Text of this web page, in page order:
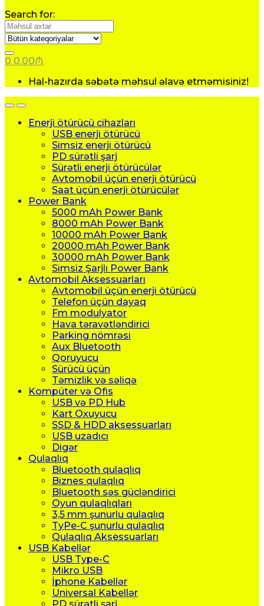
Search for:
0 0.00₼
Hal-hazırda səbətə məhsul əlavə etməmisiniz!
Enerji ötürücü cihazları
USB enerji ötürücü
Simsiz enerji ötürücü
PD sürətli şarj
Sürətli enerji ötürücülər
Avtomobil üçün enerji ötürücü
Saat üçün enerji ötürücülər
Power Bank
5000 mAh Power Bank
8000 mAh Power Bank
10000 mAh Power Bank
20000 mAh Power Bank
30000 mAh Power Bank
Simsiz Şarjlı Power Bank
Avtomobil Aksessuarları
Avtomobil üçün enerji ötürücü
Telefon üçün dayaq
Fm modulyator
Hava təravətləndirici
Parking nömrəsi
Aux Bluetooth
Qoruyucu
Sürücü üçün
Təmizlik və səliqə
Kompüter və Ofis
USB və PD Hub
Kart Oxuyucu
SSD & HDD aksessuarları
USB uzadıcı
Digər
Qulaqlıq
Bluetooth qulaqlıq
Biznes qulaqlıq
Bluetooth səs gücləndirici
Oyun qulaqlıqları
3,5 mm şunurlu qulaqlıq
TyPe-C şunurlu qulaqlıq
Qulaqlıq Aksessuarları
USB Kabellər
USB Type-C
Mikro USB
İphone Kabellər
Universal Kabellər